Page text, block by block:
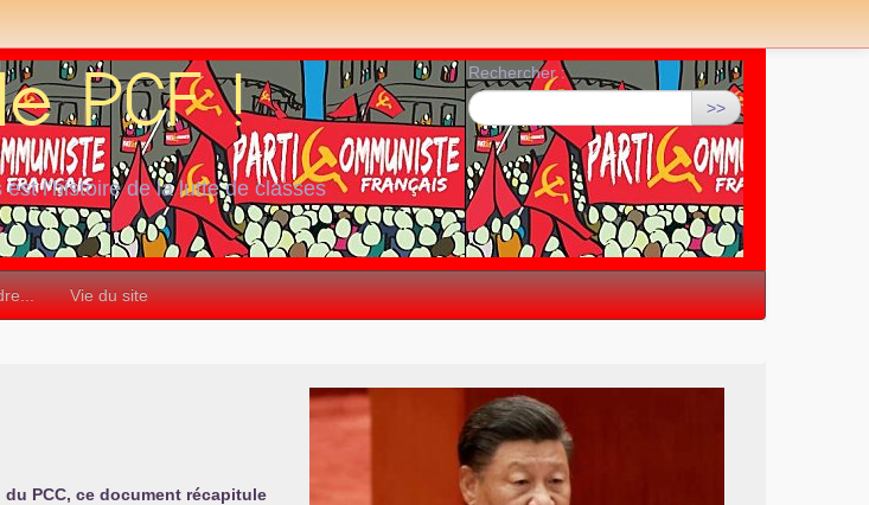
l’histoire de la lutte de classes
Rechercher :
>>
Vie du site
du PCC, ce document récapitule